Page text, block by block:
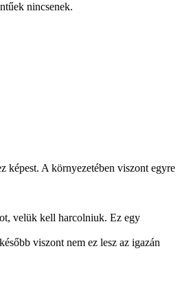
nincsenek.
képest. A környezetében viszont egyre
velük kell harcolniuk. Ez egy
viszont nem ez lesz az igazán